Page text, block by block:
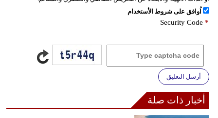
اُوافق على شروط الأستخدام
Security Code *
أرسل التعليق
أخبار ذات صلة